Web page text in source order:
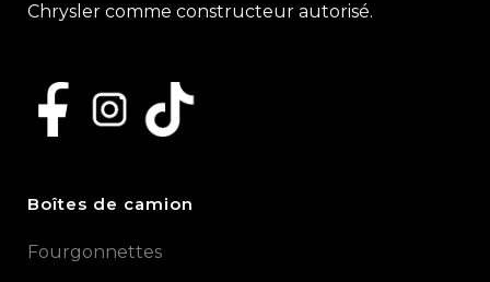
Chrysler comme constructeur autorisé.
Boîtes de camion
Fourgonnettes